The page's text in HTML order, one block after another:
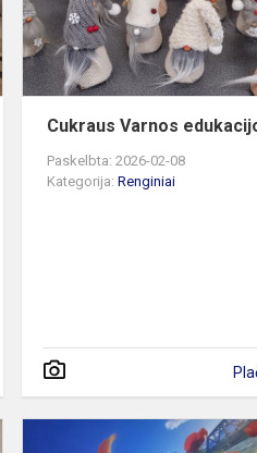
planetą,
arba
5C
klasės
patirtisCukraus Varnos
Paskelbta: 2026-02-08
Kategorija:Renginiai